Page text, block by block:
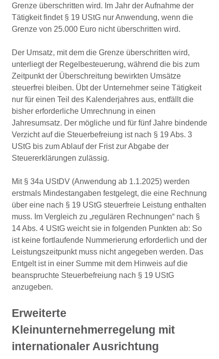
Grenze überschritten wird. Im Jahr der Aufnahme der
Tätigkeit findet § 19 UStG nur Anwendung, wenn die
Grenze von 25.000 Euro nicht überschritten wird.
Der Umsatz, mit dem die Grenze überschritten wird,
unterliegt der Regelbesteuerung, während die bis zum
Zeitpunkt der Überschreitung bewirkten Umsätze
steuerfrei bleiben. Übt der Unternehmer seine Tätigkeit
nur für einen Teil des Kalenderjahres aus, entfällt die
bisher erforderliche Umrechnung in einen
Jahresumsatz. Der mögliche und für fünf Jahre bindende
Verzicht auf die Steuerbefreiung ist nach § 19 Abs. 3
UStG bis zum Ablauf der Frist zur Abgabe der
Steuererklärungen zulässig.
Mit § 34a UStDV (Anwendung ab 1.1.2025) werden
erstmals Mindestangaben festgelegt, die eine Rechnung
über eine nach § 19 UStG steuerfreie Leistung enthalten
muss. Im Vergleich zu „regulären Rechnungen“ nach §
14 Abs. 4 UStG weicht sie in folgenden Punkten ab: So
ist keine fortlaufende Nummerierung erforderlich und der
Leistungszeitpunkt muss nicht angegeben werden. Das
Entgelt ist in einer Summe mit dem Hinweis auf die
beanspruchte Steuerbefreiung nach § 19 UStG
anzugeben.
Erweiterte
Kleinunternehmerregelung mit
internationaler Ausrichtung